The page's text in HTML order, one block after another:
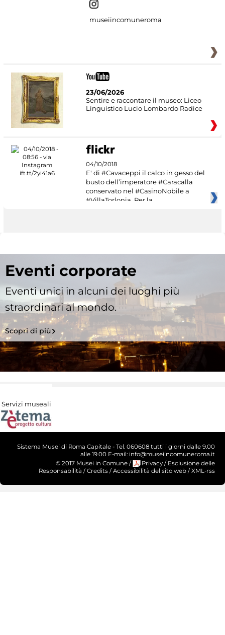
museiincomuneroma
23/06/2026
Sentire e raccontare il museo: Liceo
Linguistico Lucio Lombardo Radice
04/10/2018
E' di #Cavaceppi il calco in gesso del
busto dell’imperatore #Caracalla
conservato nel #CasinoNobile a
#VillaTorlonia. Per la
Eventi corporate
Eventi unici in alcuni dei luoghi più
straordinari al mondo.
Scopri di più
Servizi museali
Sistema Musei di Roma Capitale - Tel. 060608 tutti i giorni dalle 9.00
alle 19.00 E-mail: info@museiincomuneroma.it
© 2017 Musei in Comune / Privacy / Esclusione delle
Responsabilità /Credits /Accessibilità del sito web /XML-rss